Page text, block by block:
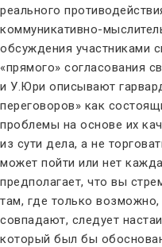
реального
коммуникативно-
обсуждения участниками
«прямого» согласования
и У.Юри описывают
переговоров» как
проблемы на основе их
из сути дела, а не
может пойти или нет
предполагает, что вы
там, где только
совпадают, следует
который был бы